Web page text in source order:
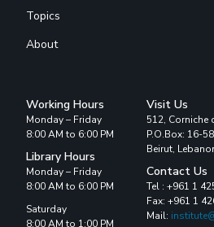
Topics
About
Working Hours
Monday – Friday
8:00 AM to 6:00 PM
Library Hours
Monday – Friday
8:00 AM to 6:00 PM
Saturday
8:00 AM to 1:00 PM
Visit Us
512, Corniche
P.O.Box: 16-
Beirut,
Contact Us
Tel : +961 1
Fax: +961 1
Mail: